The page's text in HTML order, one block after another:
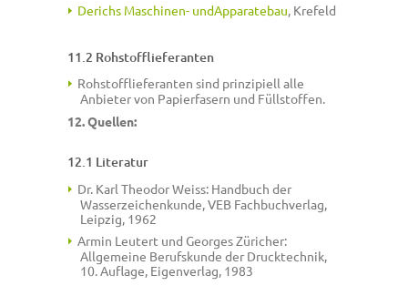
Derichs Maschinen- undApparatebau, Krefeld
11.2 Rohstofflieferanten
Rohstofflieferanten sind prinzipiell alle
Anbieter von Papierfasern und Füllstoffen.
12. Quellen:
12.1 Literatur
Dr. Karl Theodor Weiss: Handbuch der
Wasserzeichenkunde,VEB Fachbuchverlag,
Leipzig, 1962
Armin Leutert und Georges Züricher:
Allgemeine Berufskunde der Drucktechnik,
10. Auflage, Eigenverlag, 1983